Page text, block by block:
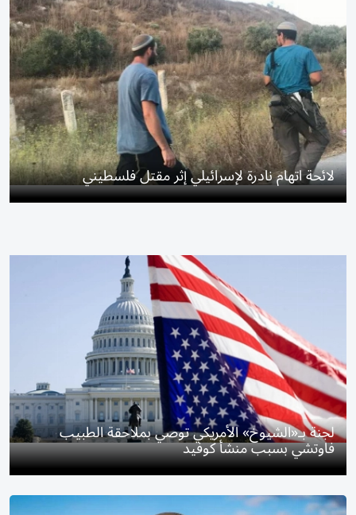
لائحة اتهام نادرة لإسرائيلي إثر مقتل فلسطيني
لجنة بـ«الشيوخ» الأمريكي توصي بملاحقة الطبيب
فاوتشي بسبب منشأ كوفيد